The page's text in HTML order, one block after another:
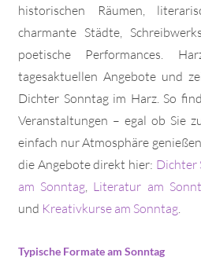
historischen Räumen,
charmante Städte,
poetische Performances.
tagesaktuellen Angebote und
Dichter Sonntag im Harz. So
Veranstaltungen – egal ob Sie
einfach nur Atmosphäre
die Angebote direkt hier: Dichter
am Sonntag, Literatur am
und Kreativkurse am Sonntag.
Typische Formate am Sonntag